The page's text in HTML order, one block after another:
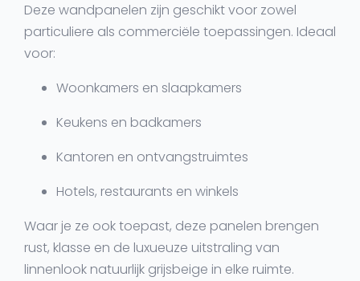
Deze wandpanelen zijn geschikt voor zowel
particuliere als commerciële toepassingen. Ideaal
voor:
Woonkamers en slaapkamers
Keukens en badkamers
Kantoren en ontvangstruimtes
Hotels, restaurants en winkels
Waar je ze ook toepast, deze panelen brengen
rust, klasse en de luxueuze uitstraling van
linnenlook natuurlijk grijsbeige in elke ruimte.